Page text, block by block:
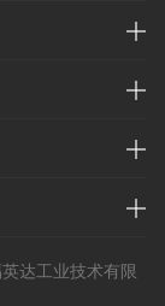
达工业技术有限